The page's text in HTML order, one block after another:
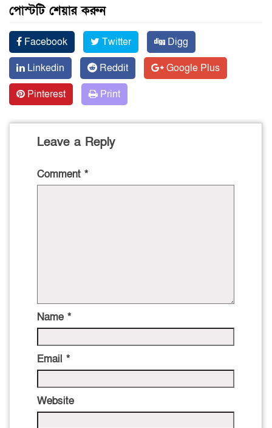
পোস্টটি শেয়ার করুন
Facebook Twitter
Digg
Linkedin
Reddit
Google Plus
Pinterest
Print
Leave a Reply
Comment *
Name *
Email *
Website